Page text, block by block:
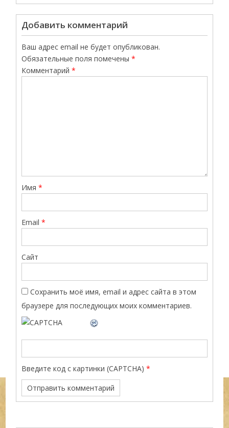
Добавить комментарий
Ваш адрес email не будет опубликован.
Обязательные поля помечены*
Комментарий*
Имя*
Email*
Сайт
Сохранить моё имя, email и адрес сайта в этом
браузере для последующих моих комментариев.
Введите код с картинки (CAPTCHA) *